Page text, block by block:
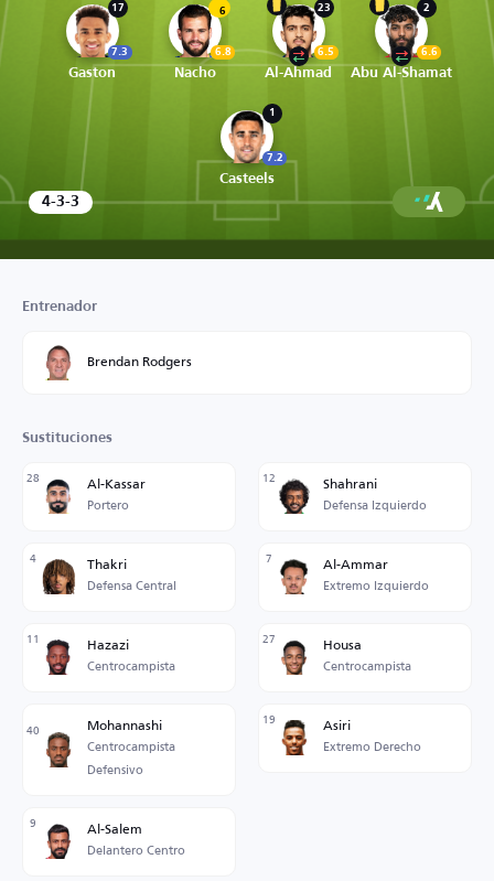
17
7.3
Gaston
6
6.8
Nacho
23
6.5
Al-Ahmad
2
6.6
Abu Al-Shamat
1
7.2
Casteels
4-3-3
Entrenador
Brendan Rodgers
Sustituciones
28 Al-Kassar
Portero
12 Shahrani
Defensa Izquierdo
4 Thakri
Defensa Central
7 Al-Ammar
Extremo Izquierdo
11 Hazazi
Centrocampista
27 Housa
Centrocampista
40 Mohannashi
Centrocampista
Defensivo
19 Asiri
Extremo Derecho
9 Al-Salem
Delantero Centro